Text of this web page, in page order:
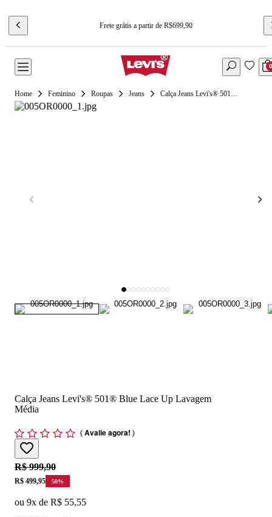
Frete grátis a partir de R$699,90
0
Feminino Roupas Jeans Calça Jeans Levi's® 501® Blue Lace Up Lavagem Média
Calça Jeans Levi's® 501® Blue Lace Up Lavagem
Média
(Avalie agora! )
Original price:
R$ 999,90
Price:
R$ 499,95 50%
ou 9x de R$ 55,55